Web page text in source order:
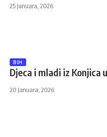
25 Januara, 2026
BIH
Djeca i mladi iz Konjica
20 Januara, 2026